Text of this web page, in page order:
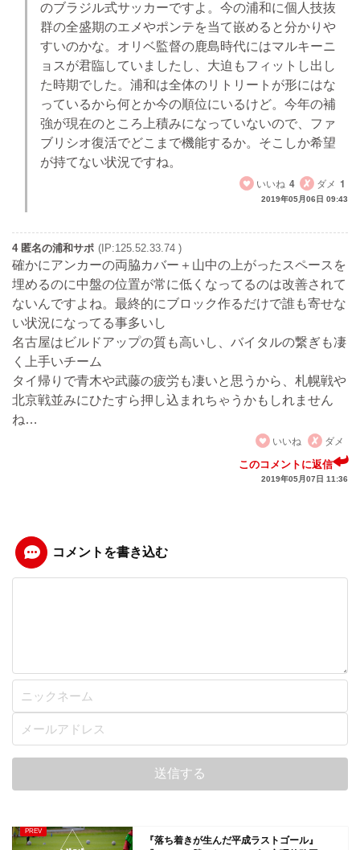
のブラジル式サッカーですよ。今の浦和に個人技抜
群の全盛期のエメやポンテを当て嵌めると分かりや
すいのかな。オリベ監督の鹿島時代にはマルキーニ
ョスが君臨していましたし、大迫もフィットし出し
た時期でした。浦和は全体のリトリートが形にはな
っているから何とか今の順位にいるけど。今年の補
強が現在のところ上積みになっていないので、ファ
ブリシオ復活でどこまで機能するか。そこしか希望
が持てない状況ですね。
いいね 4 ダメ 1
2019年05月06日 09:43
4 匿名の浦和サポ (IP:125.52.33.74 )
確かにアンカーの両脇カバー＋山中の上がったスペースを
埋めるのに中盤の位置が常に低くなってるのは改善されて
ないんですよね。最終的にブロック作るだけで誰も寄せな
い状況になってる事多いし
名古屋はビルドアップの質も高いし、バイタルの繋ぎも凄
く上手いチーム
タイ帰りで青木や武藤の疲労も凄いと思うから、札幌戦や
北京戦並みにひたすら押し込まれちゃうかもしれません
ね…
いいね
ダメ
このコメントに返信
2019年05月07日 11:36
コメントを書き込む
『落ち着きが生んだ平成ラストゴール』